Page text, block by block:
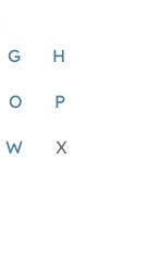
G H
O P
W X